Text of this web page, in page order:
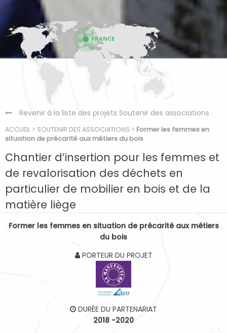
Revenir à la liste des projets Soutenir des associations
ACCUEIL > SOUTENIR DES ASSOCIATIONS > Former les femmes en
situation de précarité aux métiers du bois
Chantier d’insertion pour les femmes et
de revalorisation des déchets en
particulier de mobilier en bois et de la
matière liège
Former les femmes en situation de précarité aux métiers
du bois
PORTEUR DU PROJET
DURÉE DU PARTENARIAT
2018 -2020